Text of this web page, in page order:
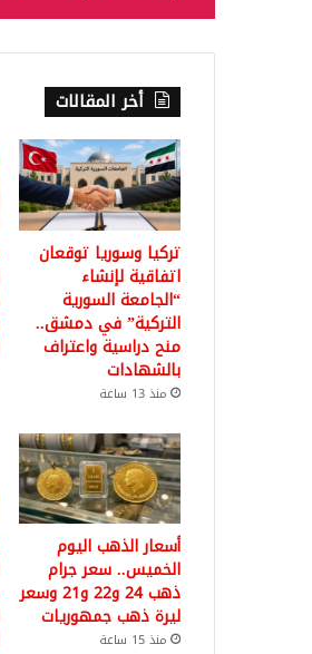
أخر المقالات
تركيا وسوريا توقعان
اتفاقية لإنشاء
“الجامعة السورية
التركية” في دمشق..
منح دراسية واعتراف
بالشهادات
منذ 13 ساعة
أسعار الذهب اليوم
الخميس.. سعر جرام
ذهب 24 و22 و21 وسعر
ليرة ذهب جمهوريات
منذ 15 ساعة